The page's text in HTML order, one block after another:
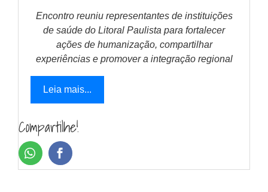
Encontro reuniu representantes de instituições
de saúde do Litoral Paulista para fortalecer
ações de humanização, compartilhar
experiências e promover a integração regional
Leia mais...
Compartilhe!